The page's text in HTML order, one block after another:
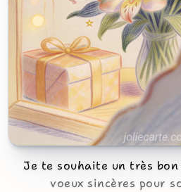
Je te souhaite un très
voeux sincères pour